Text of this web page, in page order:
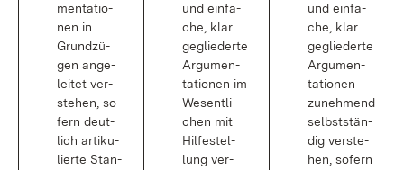
men­ta­tio­
nen in
Grund­zü­
gen an­ge­
lei­tet ver­
ste­hen, so­
fern deut­
lich ar­ti­ku­
lier­te Stan­
und ein­fa­
che, klar
ge­glie­der­te
Ar­gu­men­
ta­tio­nen im
We­sent­li­
chen mit
Hil­fe­stel­
lung ver­
und ein­fa­
che, klar
ge­glie­der­te
Ar­gu­men­
ta­tio­nen
zu­neh­mend
selbst­stän­
dig ver­ste­
hen, so­fern